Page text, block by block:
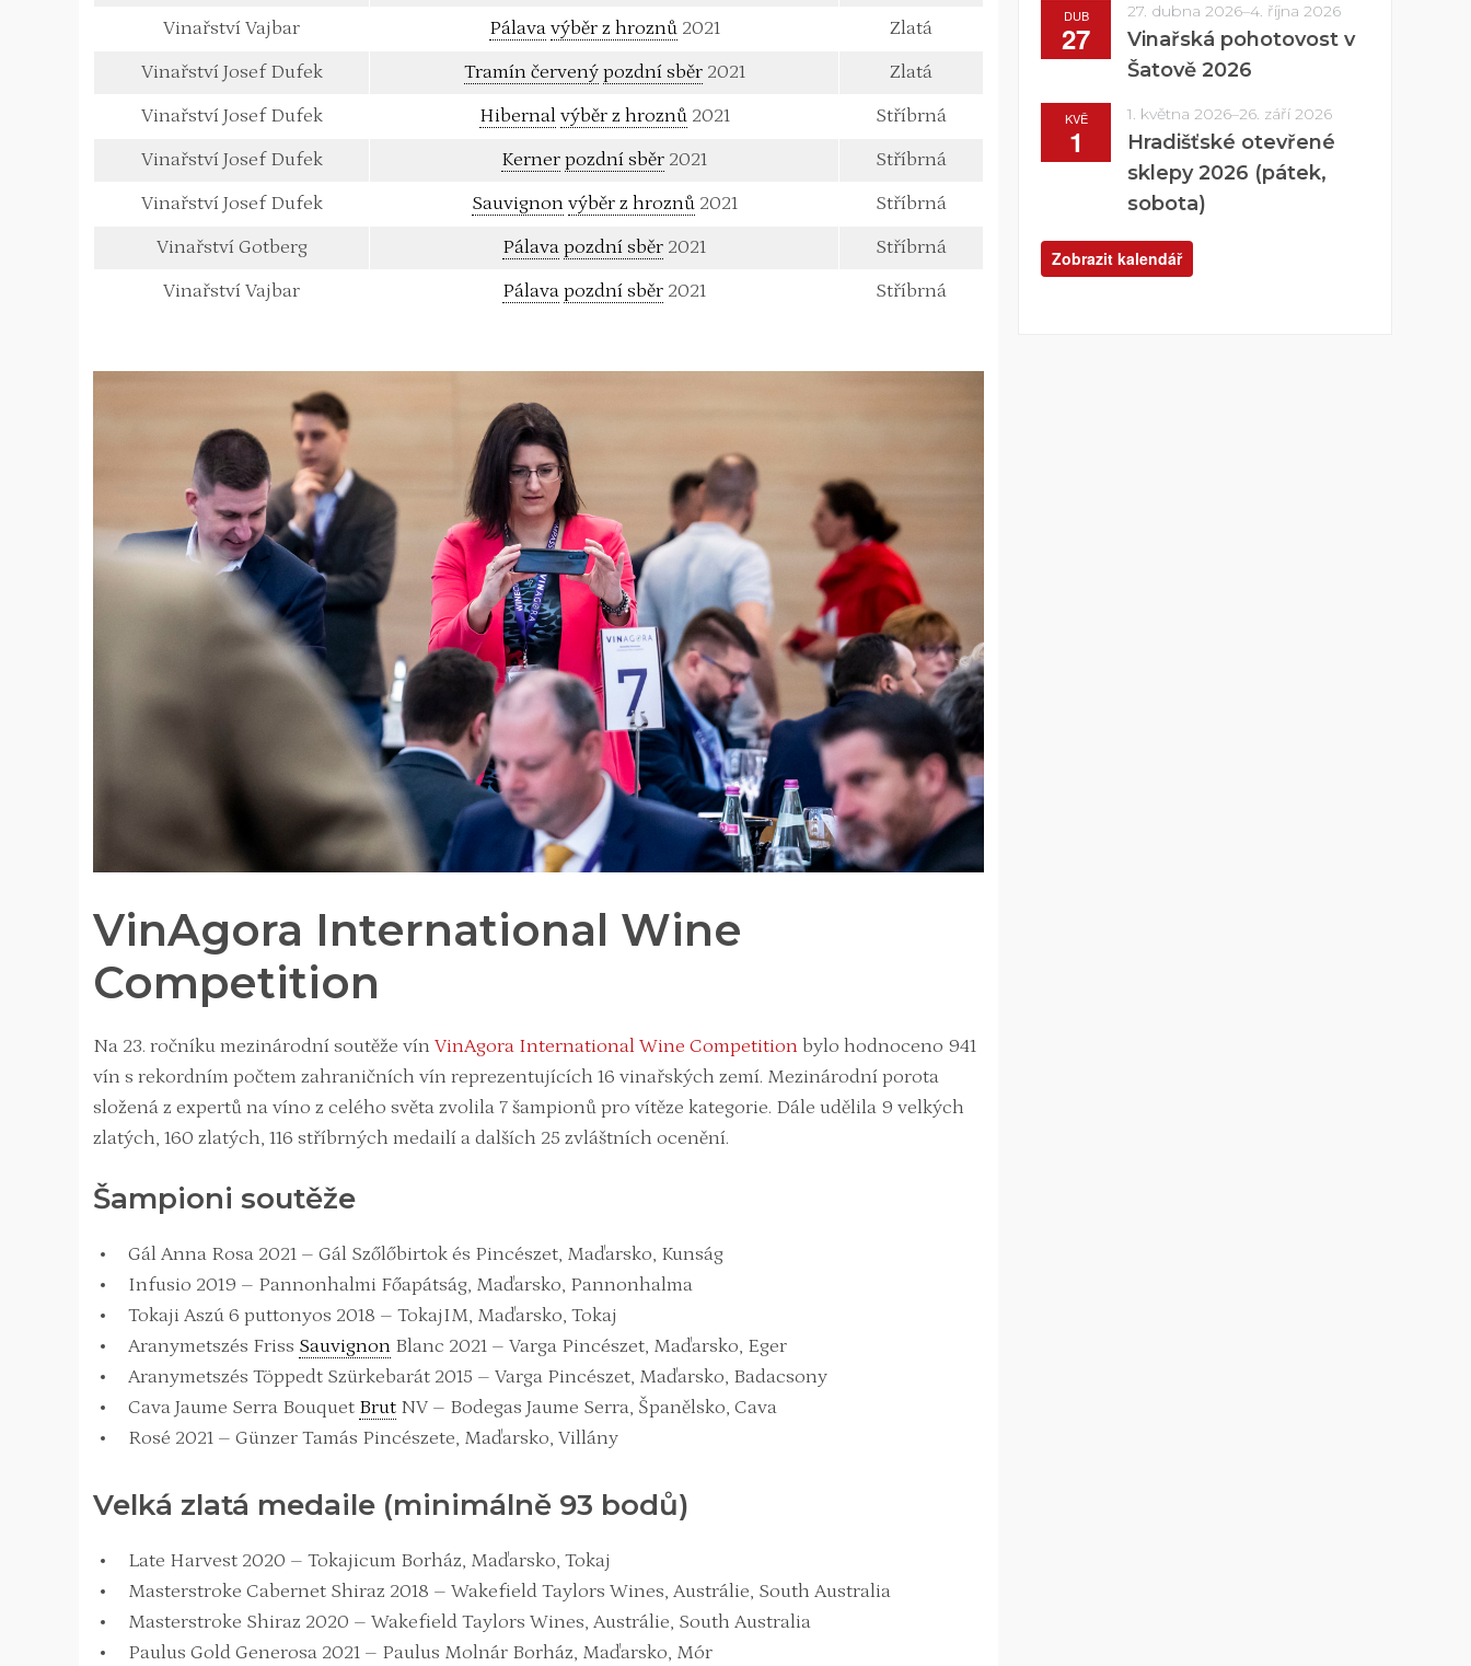
Vinařství Vajbar
Pálava výběr z hroznů2021
Zlatá
Vinařství Josef Dufek
Tramín červený pozdní sběr2021
Zlatá
Vinařství Josef Dufek
Hibernal výběr z hroznů2021
Stříbrná
Vinařství Josef Dufek
Kerner pozdní sběr 2021
Stříbrná
Vinařství Josef Dufek
Sauvignon výběr z hroznů2021
Stříbrná
Vinařství Gotberg
Pálava pozdní sběr 2021
Stříbrná
Vinařství Vajbar
Pálava pozdní sběr 2021 Stříbrná
VinAgora International Wine
Competition
Na 23. ročníku mezinárodní soutěže vín VinAgora International Wine Competition bylo hodnoceno 941
vín s rekordním počtem zahraničních vín reprezentujících 16 vinařských zemí. Mezinárodní porota
složená z expertů na víno z celého světa zvolila 7 šampionů pro vítěze kategorie. Dále udělila 9 velkých
zlatých, 160 zlatých, 116 stříbrných medailí a dalších 25 zvláštních ocenění.
Šampioni soutěže
Gál Anna Rosa 2021 – Gál Szőlőbirtok és Pincészet, Maďarsko, Kunság
Infusio 2019 – Pannonhalmi Főapátság, Maďarsko, Pannonhalma
Tokaji Aszú 6 puttonyos 2018 – TokajIM, Maďarsko, Tokaj
Aranymetszés Friss Sauvignon Blanc 2021 – Varga Pincészet, Maďarsko, Eger
Aranymetszés Töppedt Szürkebarát 2015 – Varga Pincészet, Maďarsko, Badacsony
Cava Jaume Serra Bouquet Brut NV – Bodegas Jaume Serra, Španělsko, Cava
Rosé 2021 – Günzer Tamás Pincészete, Maďarsko, Villány
Velká zlatá medaile (minimálně 93 bodů)
Late Harvest 2020 – Tokajicum Borház, Maďarsko, Tokaj
Masterstroke Cabernet Shiraz 2018 – Wakefield Taylors Wines, Austrálie, South Australia
Masterstroke Shiraz 2020 – Wakefield Taylors Wines, Austrálie, South Australia
Paulus Gold Generosa 2021 – Paulus Molnár Borház, Maďarsko, Mór
DUB
27
27. dubna 2026–4. října 2026
Vinařská pohotovost v
Šatově 2026
KVĚ
1
1. května 2026–26. září 2026
Hradišťské otevřené
sklepy 2026 (pátek,
sobota)
Zobrazit kalendář